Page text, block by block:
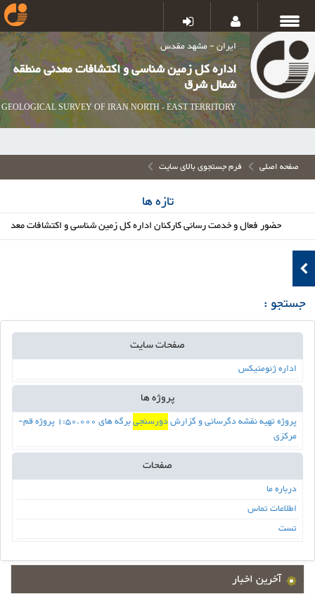
ایران - مشهد مقدس
اداره کل زمین شناسی و اکتشافات معدنی منطقه
شمال شرق
GEOLOGICAL SURVEY OF IRAN NORTH - EAST TERRITORY
صفحه اصلی فرم جستجوی بالای سایت
تازه ها
حضور فعال و خدمت رسانی کارکنان اداره کل زمین شناسی و اکتشافات
جستجو :
صفحات سایت
اداره ژئومتیکس
پروژه ها
پروژه تهیه نقشه دگرسانی و گزارشدورسنجی
برگه های 1:50.000 پروژه قم-
مرکزی
صفحات
درباره ما
اطلاعات تماس
تست
آخرین اخبار